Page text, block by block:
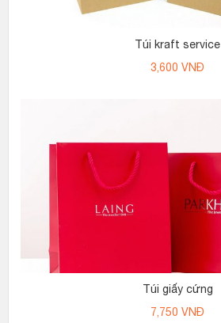
Túi kraft service
3,600 VNĐ
Túi giấy cứng
7,750 VNĐ